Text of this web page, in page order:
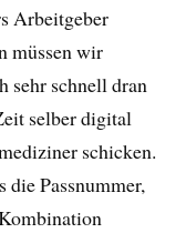
Arbeitgeber
müssen wir
sehr schnell dran
selber digital
schicken.
die Passnummer,